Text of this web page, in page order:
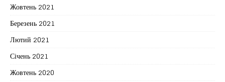
Жовтень 2021
Березень 2021
Лютий 2021
Січень 2021
Жовтень 2020